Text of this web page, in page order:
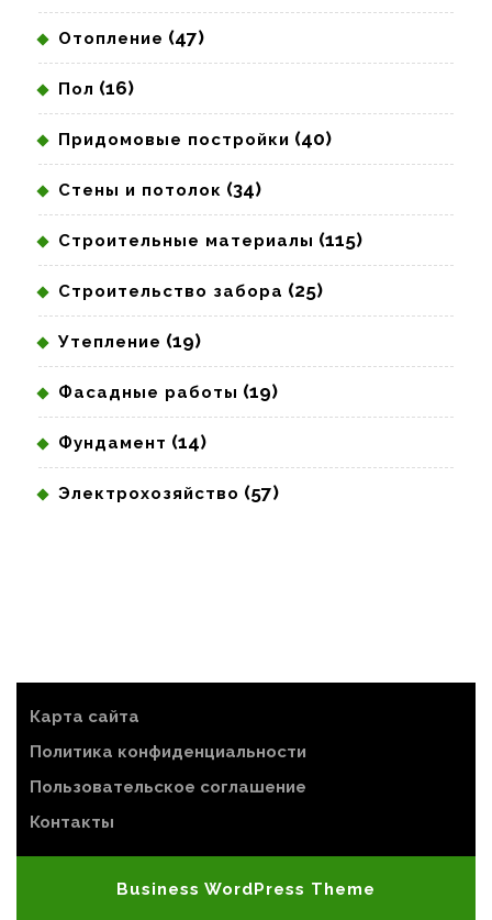
Отопление (47)
Пол (16)
Придомовые постройки (40)
Стены и потолок (34)
Строительные материалы (115)
Строительство забора (25)
Утепление (19)
Фасадные работы (19)
Фундамент (14)
Электрохозяйство (57)
Карта сайта
Политика конфиденциальности
Пользовательское соглашение
Контакты
Business WordPress Theme